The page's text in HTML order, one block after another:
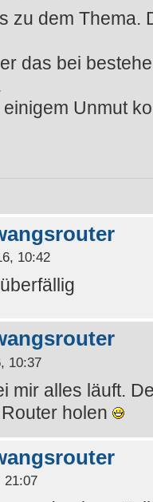
zu dem Thema.
das bei
Unmut
10:42
10:37
mir alles läuft.
holen
21:07